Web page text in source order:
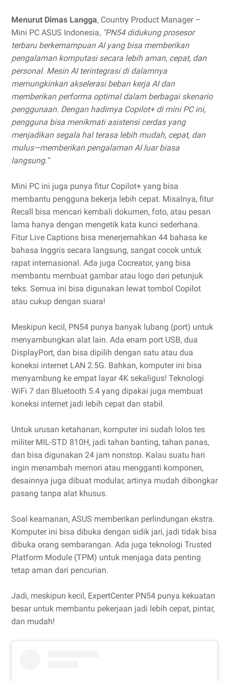
Menurut Dimas Langga, Country Product Manager –
Mini PC ASUS Indonesia, "PN54 didukung prosesor
terbaru berkemampuan AI yang bisa memberikan
pengalaman komputasi secara lebih aman, cepat, dan
personal. Mesin AI terintegrasi di dalamnya
memungkinkan akselerasi beban kerja AI dan
memberikan performa optimal dalam berbagai skenario
penggunaan. Dengan hadirnya Copilot+ di mini PC ini,
pengguna bisa menikmati asistensi cerdas yang
menjadikan segala hal terasa lebih mudah, cepat, dan
mulus—memberikan pengalaman AI luar biasa
langsung."
Mini PC ini juga punya fitur Copilot+ yang bisa
membantu pengguna bekerja lebih cepat. Misalnya, fitur
Recall bisa mencari kembali dokumen, foto, atau pesan
lama hanya dengan mengetik kata kunci sederhana.
Fitur Live Captions bisa menerjemahkan 44 bahasa ke
bahasa Inggris secara langsung, sangat cocok untuk
rapat internasional. Ada juga Cocreator, yang bisa
membantu membuat gambar atau logo dari petunjuk
teks. Semua ini bisa digunakan lewat tombol Copilot
atau cukup dengan suara!
Meskipun kecil, PN54 punya banyak lubang (port) untuk
menyambungkan alat lain. Ada enam port USB, dua
DisplayPort, dan bisa dipilih dengan satu atau dua
koneksi internet LAN 2.5G. Bahkan, komputer ini bisa
menyambung ke empat layar 4K sekaligus! Teknologi
WiFi 7 dan Bluetooth 5.4 yang dipakai juga membuat
koneksi internet jadi lebih cepat dan stabil.
Untuk urusan ketahanan, komputer ini sudah lolos tes
militer MIL-STD 810H, jadi tahan banting, tahan panas,
dan bisa digunakan 24 jam nonstop. Kalau suatu hari
ingin menambah memori atau mengganti komponen,
desainnya juga dibuat modular, artinya mudah dibongkar
pasang tanpa alat khusus.
Soal keamanan, ASUS memberikan perlindungan ekstra.
Komputer ini bisa dibuka dengan sidik jari, jadi tidak bisa
dibuka orang sembarangan. Ada juga teknologi Trusted
Platform Module (TPM) untuk menjaga data penting
tetap aman dari pencurian.
Jadi, meskipun kecil, ExpertCenter PN54 punya kekuatan
besar untuk membantu pekerjaan jadi lebih cepat, pintar,
dan mudah!